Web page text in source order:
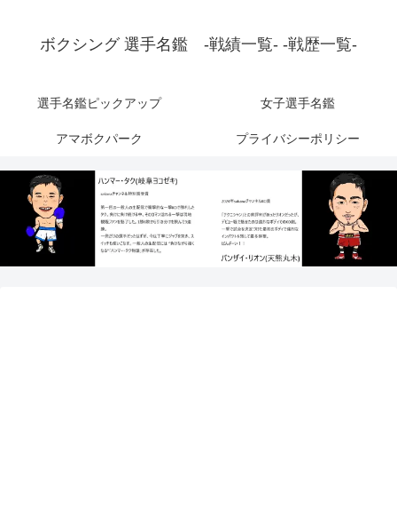
ボクシング 選手名鑑 -戦績一覧- -戦歴一覧-
選手名鑑ピックアップ 女子選手名鑑
アマボクパーク プライバシーポリシー